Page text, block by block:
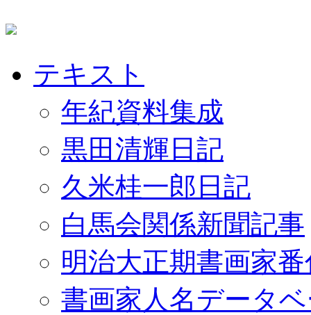
テキスト
年紀資料集成
黒田清輝日記
久米桂一郎日記
白馬会関係新聞記事
明治大正期書画家
書画家人名データ